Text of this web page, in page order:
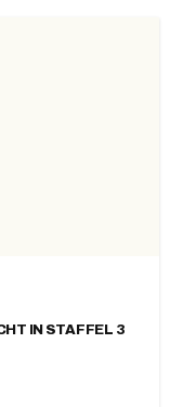
IN STAFFEL 3